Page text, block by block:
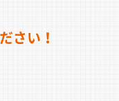
さい！